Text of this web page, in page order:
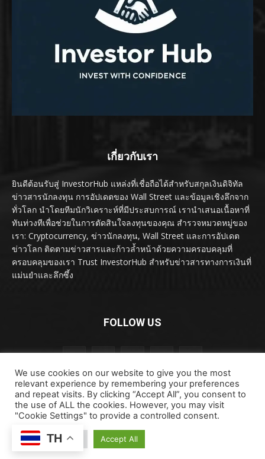
เกี่ยวกับเรา
ยินดีต้อนรับสู่ InvestorHub แหล่งที่เชื่อถือได้สำหรับสกุลเงินดิจิทัล
ข่าวสารนักลงทุน การอัปเดตของ Wall Street และข้อมูลเชิงลึกจาก
ทั่วโลก นำโดยทีมนักวิเคราะห์ที่มีประสบการณ์ เรานำเสนอเนื้อหาที่
ทันท่วงทีเพื่อช่วยในการตัดสินใจลงทุนของคุณ สำรวจหมวดหมู่ของ
เรา: Cryptocurrency, ข่าวนักลงทุน, Wall Street และการอัปเดต
ข่าวโลก ติดตามข่าวสารและก้าวล้ำหน้าด้วยความครอบคลุมที่
ครอบคลุมของเรา Trust InvestorHub สำหรับข่าวสารทางการเงินที่
แม่นยำและลึกซึ้ง
FOLLOW US
ลิขสิทธิ์ © ลิขสิทธิ์ 2024 investorhub.click สงวนลิขสิทธิ์
ข้อตกลงและเงื่อนไข ข้อสงวนสิทธิ์
นโยบายความเป็นส่วนตัว
เกี่ยวกับเรา
We use cookies on our website to give you the most
relevant experience by remembering your preferences
and repeat visits. By clicking “Accept All”, you consent to
the use of ALL the cookies. However, you may visit
"Cookie Settings" to provide a controlled consent.
Cookie Settings Accept All
TH